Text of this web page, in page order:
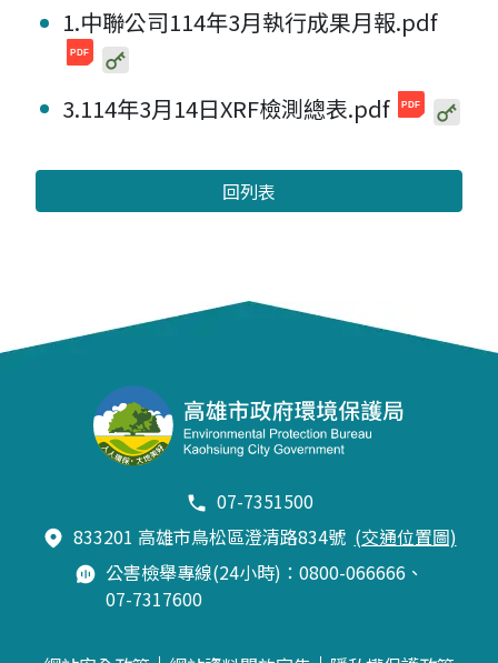
1.中聯公司114年3月執行成果月報.pdf
3.114年3月14日XRF檢測總表.pdf
回列表
07-7351500
833201 高雄市鳥松區澄清路834號 (交通位置圖)
公害檢舉專線(24小時)：0800-066666、
07-7317600